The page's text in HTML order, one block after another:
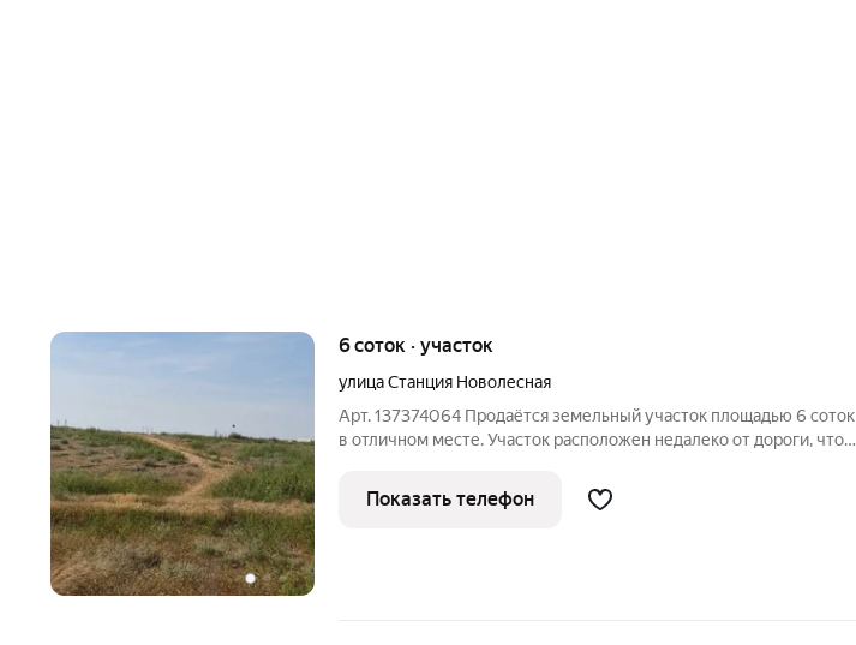
6 соток · участок
улица Станция Новолесная
Арт. 137374064 Продаётся земельный участок площадью 6 соток
в отличном месте. Участок расположен недалеко от дороги, что
необходимые коммуникации находятся рядом, что значительно
упрощает строительство
Показать телефон